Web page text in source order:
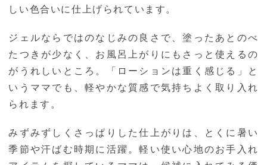
しい色合いに仕上げられています。
ジェルならではのなじみの良さで、塗ったあとのべ
たつきが少なく、お風呂上がりにもさっと使えるの
がうれしいところ。「ローションは重く感じる」と
いうママでも、軽やかな質感で気持ちよく取り入れ
られます。
みずみずしくさっぱりした仕上がりは、とくに暑い
季節や汗ばむ時期に活躍。軽い使い心地のお手入れ